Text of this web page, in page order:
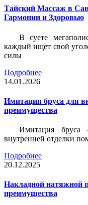
Тайский Массаж в
Гармонии и Здоровью
В суете
каждый ищет свой
силы
Подробнее
14.01.2026
Имитация бруса для
преимущества
Имитация
внутренней отделки
Подробнее
20.12.2025
Накладной натяжной
преимущества